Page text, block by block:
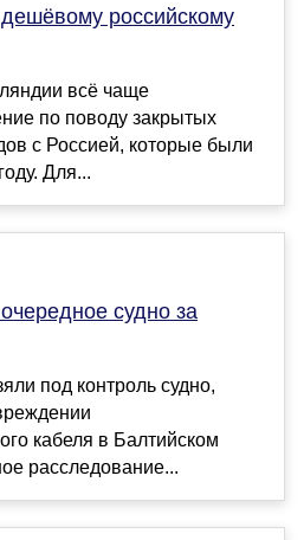
российскому
всё чаще
по поводу закрытых
с Россией, которые были
Для...
судно за
под контроль судно,
кабеля в Балтийском
расследование...